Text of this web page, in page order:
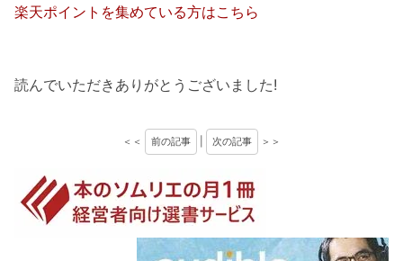
楽天ポイントを集めている方はこちら
読んでいただきありがとうございました!
＜＜ 前の記事 次の記事 ＞＞